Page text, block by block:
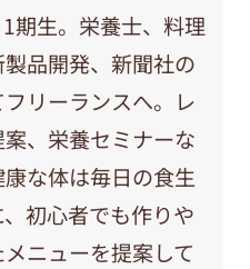
期生。栄養士、料理
品開発、新聞社の
リーランスへ。レ
、栄養セミナーな
な体は毎日の食生
初心者でも作りや
ニューを提案して